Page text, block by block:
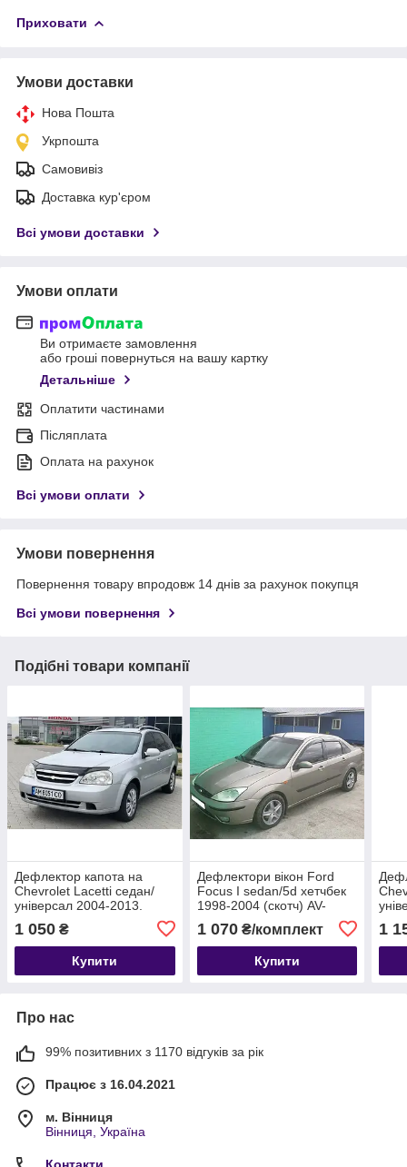
Приховати
Умови доставки
Нова Пошта
Укрпошта
Самовивіз
Доставка кур'єром
Всі умови доставки
Умови оплати
Ви отримаєте замовлення
або гроші повернуться на вашу картку
Детальніше
Оплатити частинами
Післяплата
Оплата на рахунок
Всі умови оплати
Умови повернення
Повернення товару впродовж 14 днів за рахунок покупця
Всі умови повернення
Подібні товари компанії
Дефлектор капота на
Chevrolet Lacetti седан/
універсал 2004-2013.
Lacetti
1 050 ₴
Купити
Дефлектори вікон Ford
Focus I sedan/5d хетчбек
1998-2004 (скотч) AV-
Tuning.Вітровики на Ford
Focus
1 070₴/комплект
Купити
1
Про нас
99% позитивних з 1170 відгуків за рік
Працює з 16.04.2021
м. Вінниця
Вінниця, Україна
Контакти